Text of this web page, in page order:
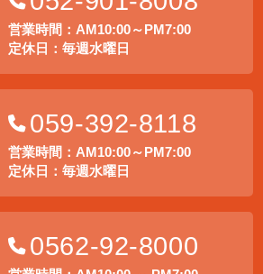
営業時間：AM10:00～PM7:00
定休日：毎週水曜日
059-392-8118
営業時間：AM10:00～PM7:00
定休日：毎週水曜日
0562-92-8000